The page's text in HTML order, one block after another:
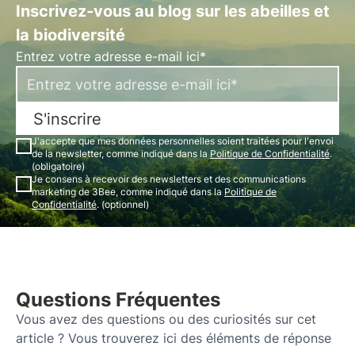
Inscrivez-vous au blog sur les abeilles et
la biodiversité
Entrez votre adresse e-mail ici*
S'inscrire
J'accepte que mes données personnelles soient traitées pour l'envoi
de la newsletter, comme indiqué dans la Politique de Confidentialité.
(obligatoire)
Je consens à recevoir des newsletters et des communications
marketing de 3Bee, comme indiqué dans la Politique de
Confidentialité. (optionnel)
Questions Fréquentes
Vous avez des questions ou des curiosités sur cet
article ? Vous trouverez ici des éléments de réponse